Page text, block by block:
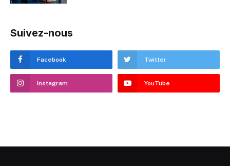
Suivez-nous
Facebook Twitter
Instagram YouTube